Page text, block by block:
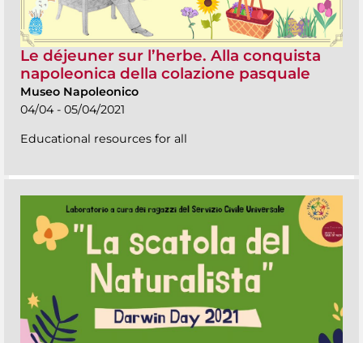
Le déjeuner sur l’herbe. Alla conquista
napoleonica della colazione pasquale
Museo Napoleonico
04/04 - 05/04/2021
Educational resources for all